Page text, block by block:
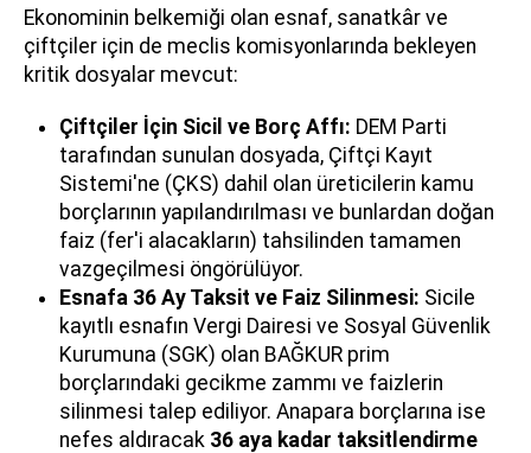
Ekonominin belkemiği olan esnaf, sanatkâr ve
çiftçiler için de meclis komisyonlarında bekleyen
kritik dosyalar mevcut:
Çiftçiler İçin Sicil ve Borç Affı: DEM Parti
tarafından sunulan dosyada, Çiftçi Kayıt
Sistemi'ne (ÇKS) dahil olan üreticilerin kamu
borçlarının yapılandırılması ve bunlardan doğan
faiz (fer'i alacakların) tahsilinden tamamen
vazgeçilmesi öngörülüyor.
Esnafa 36 Ay Taksit ve Faiz Silinmesi: Sicile
kayıtlı esnafın Vergi Dairesi ve Sosyal Güvenlik
Kurumuna (SGK) olan BAĞKUR prim
borçlarındaki gecikme zammı ve faizlerin
silinmesi talep ediliyor. Anapara borçlarına ise
nefes aldıracak 36 aya kadar taksitlendirme